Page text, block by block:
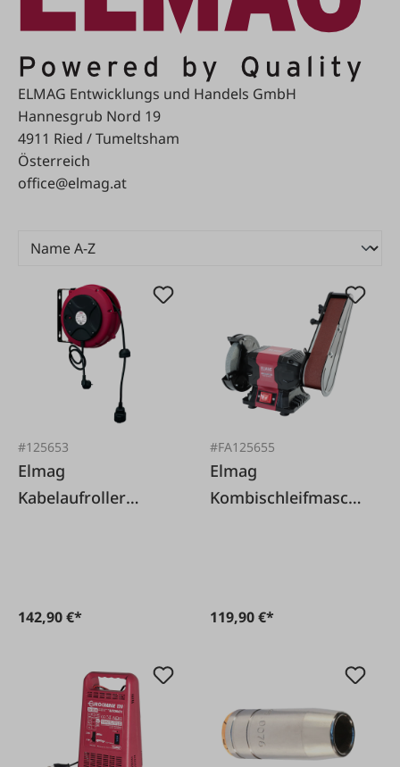
ELMAG Entwicklungs und Handels GmbH
Hannesgrub Nord 19
4911 Ried / Tumeltsham
Österreich
office@elmag.at
#125653
Elmag
Kabelaufroller
142,90 €*
#FA125655
Elmag
Kombischleifmaschi
119,90 €*